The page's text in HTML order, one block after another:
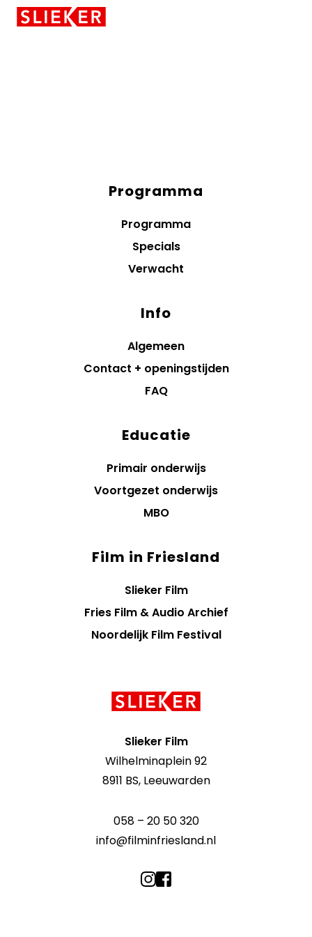
Skiplinks
Programma
Programma
Specials
Verwacht
Info
Algemeen
Contact + openingstijden
FAQ
Educatie
Primair onderwijs
Voortgezet onderwijs
MBO
Film in Friesland
Slieker Film
Fries Film & Audio Archief
Noordelijk Film Festival
Slieker Film
Wilhelminaplein 92
8911 BS, Leeuwarden
058 – 20 50 320
info@filminfriesland.nl